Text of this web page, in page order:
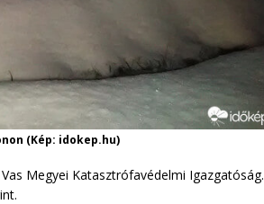
(Kép: idokep.hu)
Megyei Katasztrófavédelmi Igazgatóság.